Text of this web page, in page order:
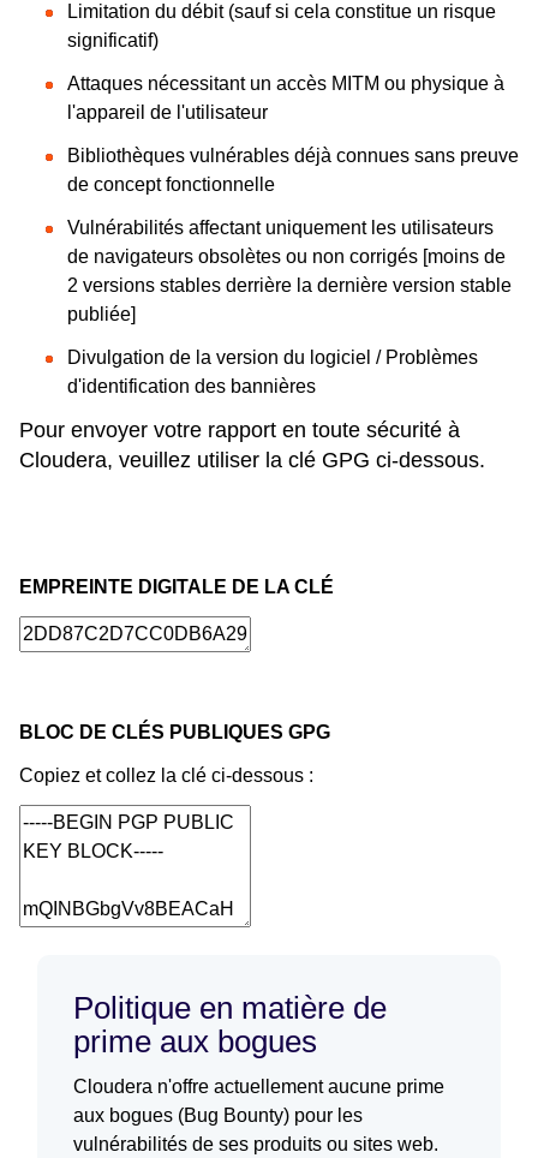
Limitation du débit (sauf si cela constitue un risque
significatif)
Attaques nécessitant un accès MITM ou physique à
l'appareil de l'utilisateur
Bibliothèques vulnérables déjà connues sans preuve
de concept fonctionnelle
Vulnérabilités affectant uniquement les utilisateurs
de navigateurs obsolètes ou non corrigés [moins de
2 versions stables derrière la dernière version stable
publiée]
Divulgation de la version du logiciel / Problèmes
d'identification des bannières
Pour envoyer votre rapport en toute sécurité à
Cloudera, veuillez utiliser la clé GPG ci-dessous.
EMPREINTE DIGITALE DE LA CLÉ
BLOC DE CLÉS PUBLIQUES GPG
Copiez et collez la clé ci-dessous :
Politique en matière de
prime aux bogues
Cloudera n'offre actuellement aucune prime
aux bogues (Bug Bounty) pour les
vulnérabilités de ses produits ou sites web.